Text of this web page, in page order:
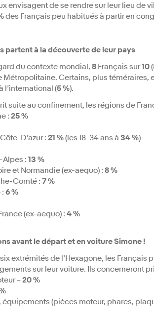
envisagent de se rendre sur leur lieu de
des Français peu habitués à partir en
partent à la découverte de leur pays
du contexte mondial, 8 Français sur10(
Métropolitaine. Certains, plus téméraires,
l’international (5 %).
suite au confinement, les régions de
: 25 %
D’azur : 21 %(les 18-34 ans à 34 %)
Alpes : 13 %
et Normandie (ex-aequo) :8 %
Comté : 7 %
6 %
(ex-aequo) :4 %
avant le départ et en voiture Simone !
extrémités de l’Hexagone, les Français
sur leur voiture. Ils concerneront
–20 %
équipements (pièces moteur, phares,